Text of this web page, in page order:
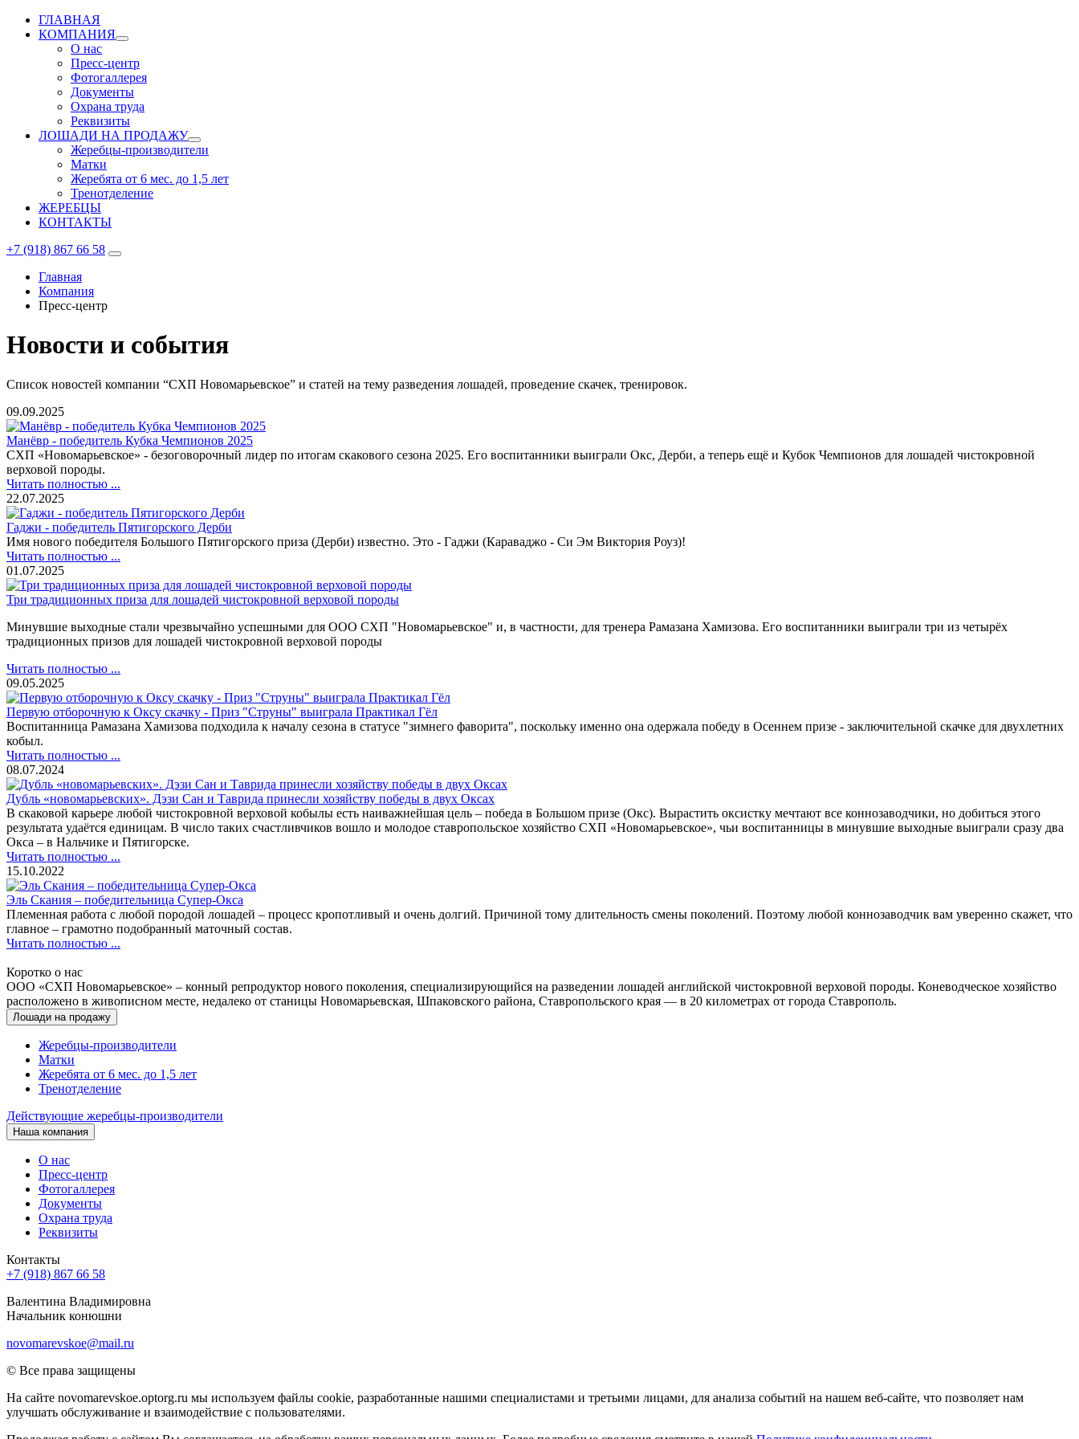
ГЛАВНАЯ
КОМПАНИЯ
О нас
Пресс-центр
Фотогаллерея
Документы
Охрана труда
Реквизиты
ЛОШАДИ НА ПРОДАЖУ
Жеребцы-производители
Матки
Жеребята от 6 мес. до 1,5 лет
Тренотделение
ЖЕРЕБЦЫ
КОНТАКТЫ
+7 (918) 867 66 58
Главная
Компания
Пресс-центр
Новости и события
Список новостей компании “СХП Новомарьевское” и статей на тему разведения лошадей, проведение скачек, тренировок.
09.09.2025
Манёвр - победитель Кубка Чемпионов 2025
СХП «Новомарьевское» - безоговорочный лидер по итогам скакового сезона 2025. Его воспитанники выиграли Окс, Дерби, а теперь ещё и Кубок Чемпионов для лошадей чистокровной
верховой породы.
Читать полностью ...
22.07.2025
Гаджи - победитель Пятигорского Дерби
Имя нового победителя Большого Пятигорского приза (Дерби) известно. Это - Гаджи (Караваджо - Си Эм Виктория Роуз)!
Читать полностью ...
01.07.2025
Три традиционных приза для лошадей чистокровной верховой породы
Минувшие выходные стали чрезвычайно успешными для ООО СХП "Новомарьевское" и, в частности, для тренера Рамазана Хамизова. Его воспитанники выиграли три из четырёх
традиционных призов для лошадей чистокровной верховой породы
Читать полностью ...
09.05.2025
Первую отборочную к Оксу скачку - Приз "Струны" выиграла Практикал Гёл
Воспитанница Рамазана Хамизова подходила к началу сезона в статусе "зимнего фаворита", поскольку именно она одержала победу в Осеннем призе - заключительной скачке для двухлетних
кобыл.
Читать полностью ...
08.07.2024
Дубль «новомарьевских». Дэзи Сан и Таврида принесли хозяйству победы в двух Оксах
В скаковой карьере любой чистокровной верховой кобылы есть наиважнейшая цель – победа в Большом призе (Окс). Вырастить оксистку мечтают все коннозаводчики, но добиться этого
результата удаётся единицам. В число таких счастливчиков вошло и молодое ставропольское хозяйство СХП «Новомарьевское», чьи воспитанницы в минувшие выходные выиграли сразу два
Окса – в Нальчике и Пятигорске.
Читать полностью ...
15.10.2022
Эль Скания – победительница Супер-Окса
Племенная работа с любой породой лошадей – процесс кропотливый и очень долгий. Причиной тому длительность смены поколений. Поэтому любой коннозаводчик вам уверенно скажет, что
главное – грамотно подобранный маточный состав.
Читать полностью ...
Коротко о нас
ООО «СХП Новомарьевское» – конный репродуктор нового поколения, специализирующийся на разведении лошадей английской чистокровной верховой породы. Коневодческое хозяйство
расположено в живописном месте, недалеко от станицы Новомарьевская, Шпаковского района, Ставропольского края — в 20 километрах от города Ставрополь.
Лошади на продажу
Жеребцы-производители
Матки
Жеребята от 6 мес. до 1,5 лет
Тренотделение
Действующие жеребцы-производители
Наша компания
О нас
Пресс-центр
Фотогаллерея
Документы
Охрана труда
Реквизиты
Контакты
+7 (918) 867 66 58
Валентина Владимировна
Начальник конюшни
novomarevskoe@mail.ru
© Все права защищены
На сайте novomarevskoe.optorg.ru мы используем файлы cookie, разработанные нашими специалистами и третьими лицами, для анализа событий на нашем веб-сайте, что позволяет нам
улучшать обслуживание и взаимодействие с пользователями.